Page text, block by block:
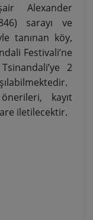
Alexander
sarayı ve
tanınan köy,
Festivali’ne
2
kayıt
iletilecektir.